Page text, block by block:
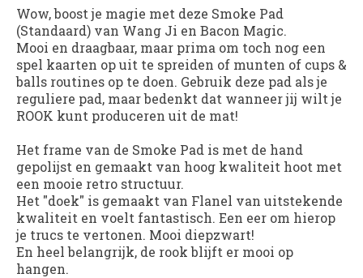
Wow, boost je magie met deze Smoke Pad
(Standaard) van Wang Ji en Bacon Magic.
Mooi en draagbaar, maar prima om toch nog een
spel kaarten op uit te spreiden of munten of cups &
balls routines op te doen. Gebruik deze pad als je
reguliere pad, maar bedenkt dat wanneer jij wilt je
ROOK kunt produceren uit de mat!
Het frame van de Smoke Pad is met de hand
gepolijst en gemaakt van hoog kwaliteit hoot met
een mooie retro structuur.
Het "doek" is gemaakt van Flanel van uitstekende
kwaliteit en voelt fantastisch. Een eer om hierop
je trucs te vertonen. Mooi diepzwart!
En heel belangrijk, de rook blijft er mooi op
hangen.